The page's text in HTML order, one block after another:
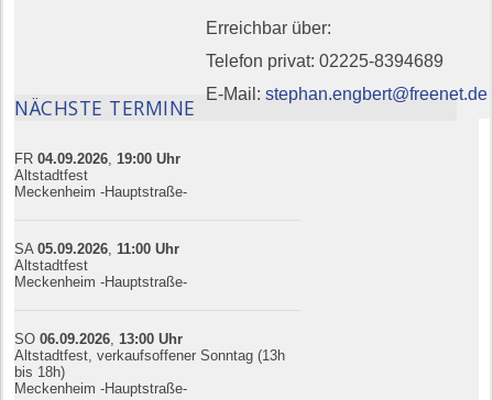
Erreichbar über:
Telefon privat: 02225-8394689
E-Mail:stephan.engbert@freenet.de
NÄCHSTE TERMINE
FR04.09.2026 19:00 Uhr
Altstadtfest
Meckenheim -Hauptstraße-
SA05.09.2026 11:00 Uhr
Altstadtfest
Meckenheim -Hauptstraße-
SO06.09.2026 13:00 Uhr
Altstadtfest, verkaufsoffener Sonntag (13h
bis 18h)
Meckenheim -Hauptstraße-